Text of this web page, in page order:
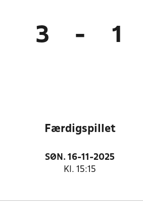
3 - 1
Færdigspillet
SØN. 16-11-2025
Kl. 15:15